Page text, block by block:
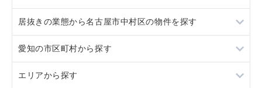
ロードサイド物件
駐車場あり
看板取り付け可
1階
2階
3階以上
重飲食
軽飲食
バー・クラブ
居抜きの業態から名古屋市中村区の物件を探す
鉄板焼き・お好み焼
カフェ
愛知の市区町村から探す
名古屋市すべて
エリアから探す